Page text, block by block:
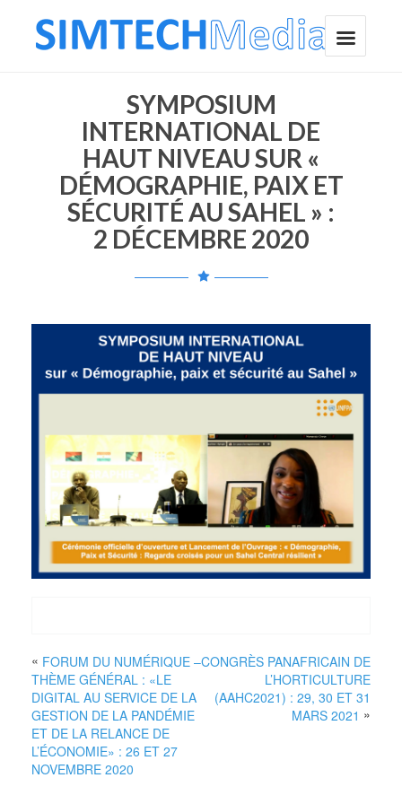
SYMPOSIUM
INTERNATIONAL DE
HAUT NIVEAU SUR «
DÉMOGRAPHIE, PAIX ET
SÉCURITÉ AU SAHEL » :
2 DÉCEMBRE 2020
« FORUM DU NUMÉRIQUE –
THÈME GÉNÉRAL : «LE
DIGITAL AU SERVICE DE LA
GESTION DE LA PANDÉMIE
ET DE LA RELANCE DE
L’ÉCONOMIE» : 26 ET 27
NOVEMBRE 2020
CONGRÈS PANAFRICAIN DE
L’HORTICULTURE
(AAHC2021) : 29, 30 ET 31
MARS 2021 »